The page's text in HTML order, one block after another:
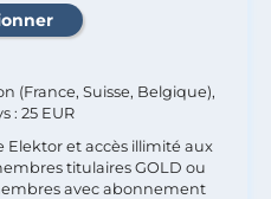
(France, Suisse, Belgique),
: 25 EUR
et accès illimité aux
titulaires GOLD ou
avec abonnement